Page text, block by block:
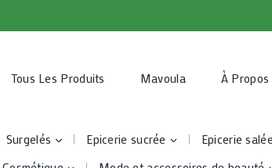
Tous Les Produits Mavoula À Propos
Surgelés Epicerie sucrée Epicerie salée